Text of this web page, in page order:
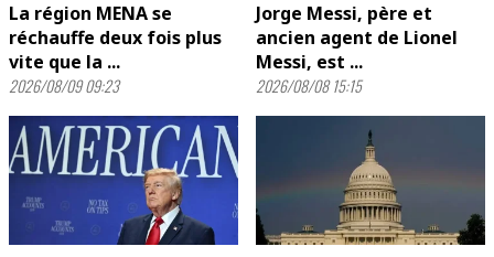
La région MENA se
réchauffe deux fois plus
vite que la ...
2026/08/09 09:23
Jorge Messi, père et
ancien agent de Lionel
Messi, est ...
2026/08/08 15:15